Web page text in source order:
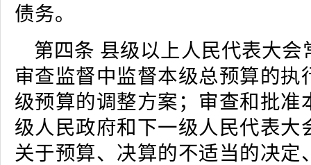
债务。
第四条 县级以上人民代表大会
审查监督中监督本级总预算的执
级预算的调整方案；审查和批准
级人民政府和下一级人民代表大
关于预算、决算的不适当的决定